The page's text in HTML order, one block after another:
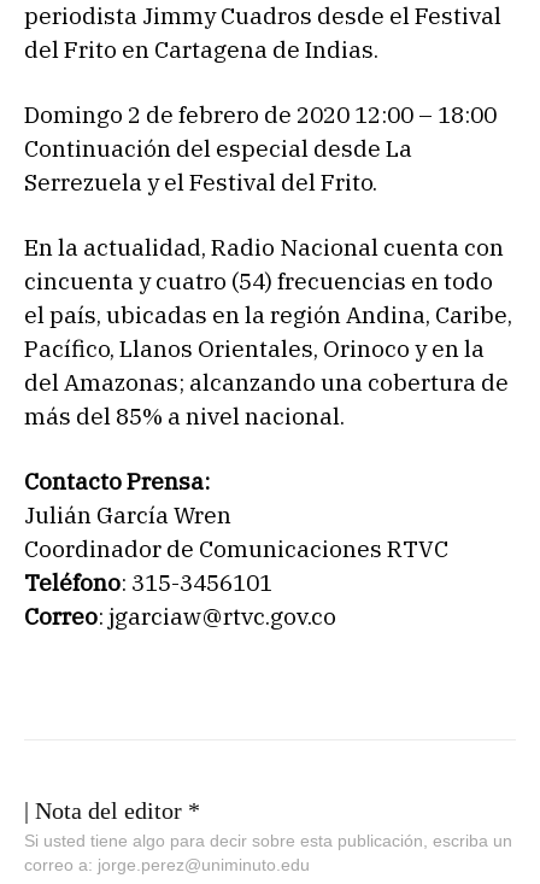
periodista Jimmy Cuadros desde el Festival
del Frito en Cartagena de Indias.
Domingo 2 de febrero de 2020 12:00 – 18:00
Continuación del especial desde La
Serrezuela y el Festival del Frito.
En la actualidad, Radio Nacional cuenta con
cincuenta y cuatro (54) frecuencias en todo
el país, ubicadas en la región Andina, Caribe,
Pacífico, Llanos Orientales, Orinoco y en la
del Amazonas; alcanzando una cobertura de
más del 85% a nivel nacional.
Contacto Prensa:
Julián García Wren
Coordinador de Comunicaciones RTVC
Teléfono: 315-3456101
Correo: jgarciaw@rtvc.gov.co
| Nota del editor *
Si usted tiene algo para decir sobre esta publicación, escriba un
correo a: jorge.perez@uniminuto.edu